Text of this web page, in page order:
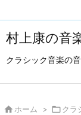
村上康の音
クラシック音楽の
 ホーム > クラ